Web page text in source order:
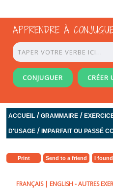
APPRENDRE À
CONJUGUER CRÉER
ACCUEIL /GRAMMAIRE /
D'USAGE / IMPARFAIT OU PASSÉ
Print Send to a friend I
FRANÇAIS| ENGLISH- AUTRES